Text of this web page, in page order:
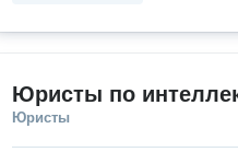
Юристы по
Юристы